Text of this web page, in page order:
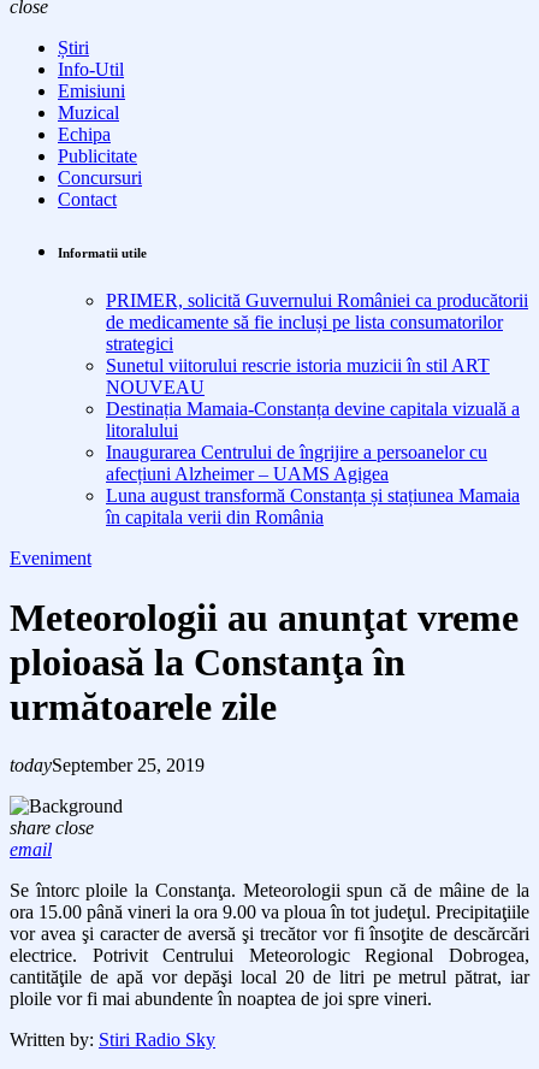
close
Știri
Info-Util
Emisiuni
Muzical
Echipa
Publicitate
Concursuri
Contact
Informatii utile
PRIMER, solicită Guvernului României ca producătorii
de medicamente să fie incluși pe lista consumatorilor
strategici
Sunetul viitorului rescrie istoria muzicii în stil ART
NOUVEAU
Destinația Mamaia-Constanța devine capitala vizuală a
litoralului
Inaugurarea Centrului de îngrijire a persoanelor cu
afecțiuni Alzheimer – UAMS Agigea
Luna august transformă Constanța și stațiunea Mamaia
în capitala verii din România
Eveniment
Meteorologii au anunţat vreme
ploioasă la Constanţa în
următoarele zile
todaySeptember 25, 2019
share close
email
Se întorc ploile la Constanţa. Meteorologii spun că de mâine de la
ora 15.00 până vineri la ora 9.00 va ploua în tot judeţul. Precipitaţiile
vor avea şi caracter de aversă şi trecător vor fi însoţite de descărcări
electrice. Potrivit Centrului Meteorologic Regional Dobrogea,
cantităţile de apă vor depăşi local 20 de litri pe metrul pătrat, iar
ploile vor fi mai abundente în noaptea de joi spre vineri.
Written by: Stiri Radio Sky